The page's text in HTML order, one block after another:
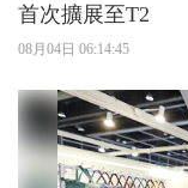
首次擴展至T2
08月04日 06:14:45